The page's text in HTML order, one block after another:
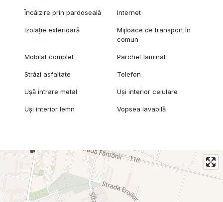
Încălzire prin pardoseală Internet
Izolație exterioară
Mijloace de transport în
comun
Mobilat complet Parchet laminat
Străzi asfaltate Telefon
Ușă intrare metal Uși interior celulare
Uși interior lemn Vopsea lavabilă